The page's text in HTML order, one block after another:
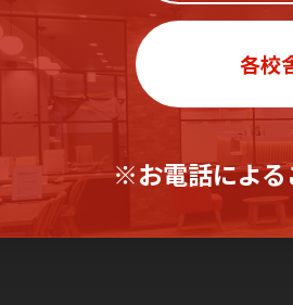
各校
※お電話による